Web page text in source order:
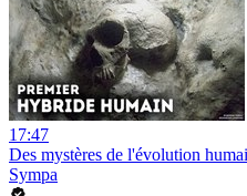
17:47
Des mystères de l'évolution
Sympa